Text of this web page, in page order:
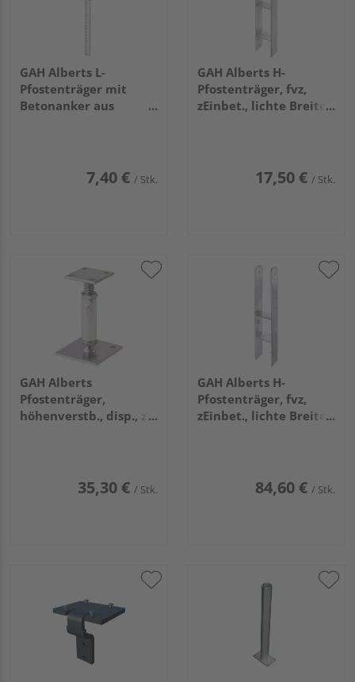
GAH Alberts L-
Pfostenträger mit
Betonanker aus
7,40 € / Stk.
GAH Alberts H-
Pfostenträger, fvz,
zEinbet., lichte Breite
17,50 € / Stk.
GAH Alberts
Pfostenträger,
höhenverstb., disp., z.
35,30 € / Stk.
GAH Alberts H-
Pfostenträger, fvz,
zEinbet., lichte Breite
84,60 € / Stk.